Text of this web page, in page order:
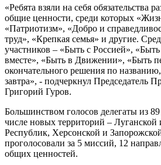
«Ребята взяли на себя обязательства
общие ценности, среди которых
«Патриотизм», «Добро и
труд», «Крепкая семья» и другие.
участников – «Быть с Россией»,
вместе», «Быть в Движении», «Быть
окончательного решения по
завтра», - подчеркнул Председатель
Григорий Гуров.
Большинством голосов делегаты из
числе новых территорий –
Республик, Херсонской и
проголосовали за 5 миссий, 12
общих ценностей.